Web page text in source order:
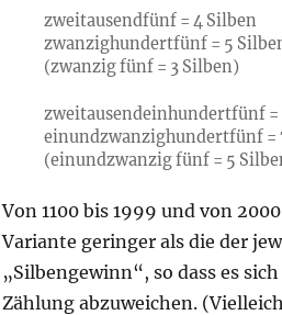
zweitausendfünf = 4 Silben
zwanzighundertfünf = 5
(zwanzig fünf = 3 Silben)
zweitausendeinhundertfünf =
einundzwanzighundertfünf =
(einundzwanzig fünf = 5
Von 1100 bis 1999 und von
Variante geringer als die der
„Silbengewinn“, so dass es
Zählung abzuweichen.